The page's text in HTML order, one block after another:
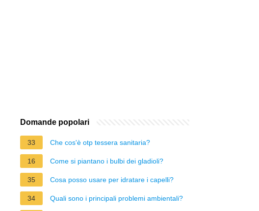
Domande popolari
33 Che cos'è otp tessera sanitaria?
16 Come si piantano i bulbi dei gladioli?
35 Cosa posso usare per idratare i capelli?
34 Quali sono i principali problemi ambientali?